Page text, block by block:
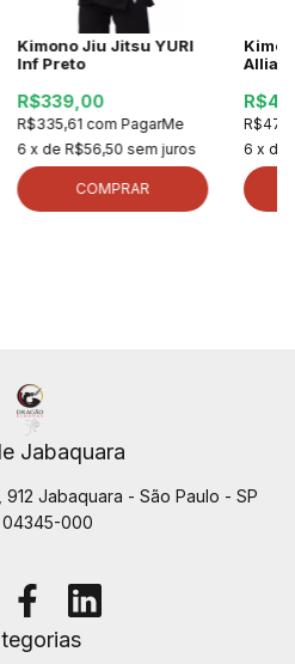
Kimono Jiu Jitsu YURI
Inf Preto
R$339,00
R$335,61 com PagarMe
6 x de R$56,50 sem juros
COMPRAR
6 x de
Jabaquara
Jabaquara - São Paulo - SP
04345-000